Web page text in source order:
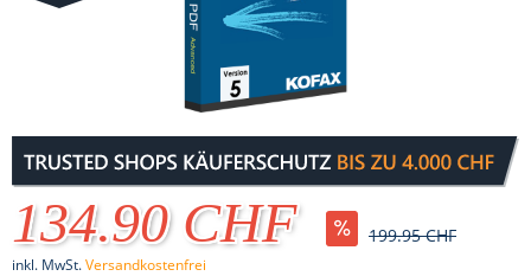
134.90 CHF 199.95 CHF
inkl. MwSt.Versandkostenfrei